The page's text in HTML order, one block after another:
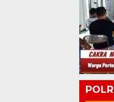
POLRI